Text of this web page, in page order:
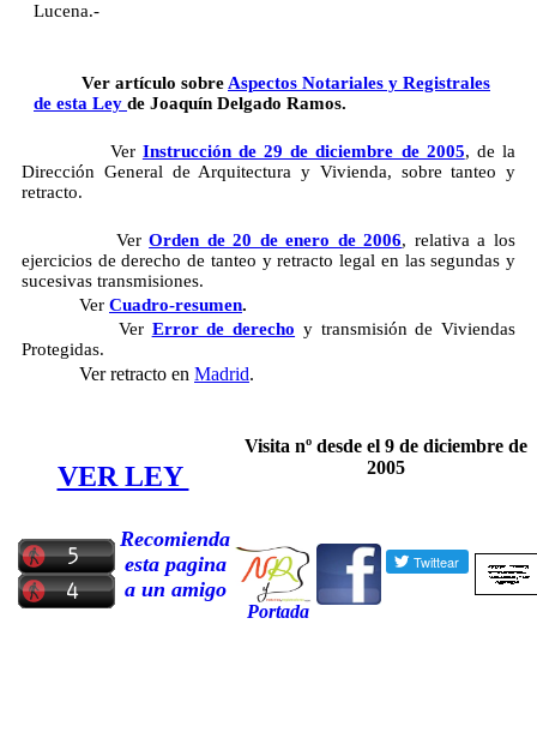
Lucena.-
Ver artículo sobreAspectos Notariales y Registrales
de esta Ley de Joaquín Delgado Ramos.
Ver Instrucción de 29 de diciembre de 2005, de la
Dirección General de Arquitectura y Vivienda, sobre tanteo y
retracto.
VerOrden de 20 de enero de 2006, relativa a los
ejercicios de derecho de tanteo y retracto legal en las segundas y
sucesivas transmisiones.
Ver Cuadro-resumen.
Ver Error de derecho y transmisión de Viviendas
Protegidas.
Ver retracto en Madrid.
VER LEY
Visita nº desde el 9 de diciembre de
2005
Recomienda
esta pagina
a un amigo
Portada